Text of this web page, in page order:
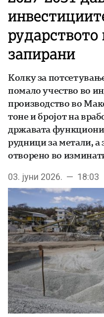
запирани
Колку за
помало учество во
производство во
тоне и бројот на
државата
рудници за метали, а
отворено во
03. јуни 2026. — 18:03